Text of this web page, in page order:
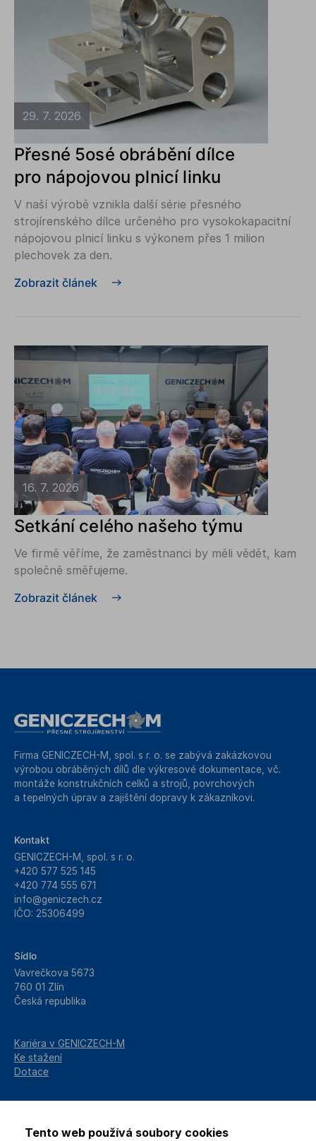
29. 7. 2026
Přesné 5osé obrábění dílce
pro nápojovou plnicí linku
V naší výrobě vznikla další série přesného
strojírenského dílce určeného pro vysokokapacitní
nápojovou plnicí linku s výkonem přes 1 milion
plechovek za den.
Zobrazit článek
16. 7. 2026
Setkání celého našeho týmu
Ve firmě věříme, že zaměstnanci by měli vědět, kam
společně směřujeme.
Zobrazit článek
Firma GENICZECH-M, spol. s r. o. se zabývá zakázkovou
výrobou obráběných dílů dle výkresové dokumentace, vč.
montáže konstrukčních celků a strojů, povrchových
a tepelných úprav a zajištění dopravy k zákazníkovi.
Kontakt
GENICZECH-M, spol. s r. o.
+420 577 525 145
+420 774 555 671
info@geniczech.cz
IČO: 25306499
Sídlo
Vavrečkova 5673
760 01 Zlín
Česká republika
Kariéra v GENICZECH-M
Ke stažení
Dotace
Tento web používá soubory cookies